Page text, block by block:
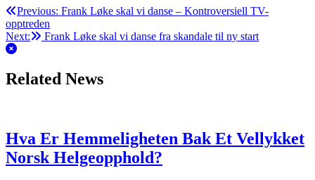
Post
navigation
Previous: Frank Løke skal vi danse – Kontroversiell TV-
opptreden
Next:
Frank Løke skal vi danse fra skandale til ny start
Related News
Hva Er Hemmeligheten Bak Et Vellykket
Norsk Helgeopphold?